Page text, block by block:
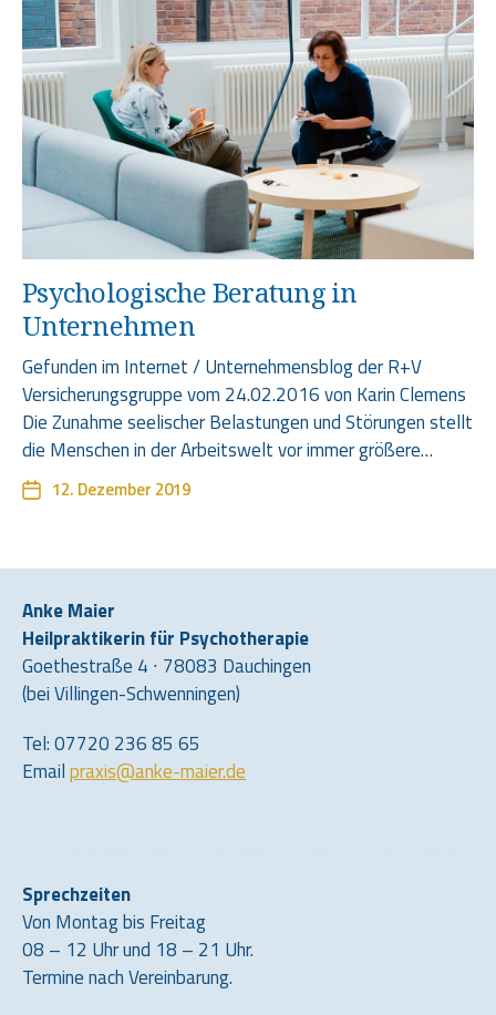
Psychologische Beratung in
Unternehmen
Gefunden im Internet / Unternehmensblog der R+V
Versicherungsgruppe vom 24.02.2016 von Karin Clemens
Die Zunahme seelischer Belastungen und Störungen stellt
die Menschen in der Arbeitswelt vor immer größere…
12. Dezember 2019
Anke Maier
Heilpraktikerin für Psychotherapie
Goethestraße 4 ∙ 78083 Dauchingen
(bei Villingen-Schwenningen)
Tel: 07720 236 85 65
Emailpraxis@anke-maier.de
Sprechzeiten
Von Montag bis Freitag
08 – 12 Uhr und 18 – 21 Uhr.
Termine nach Vereinbarung.